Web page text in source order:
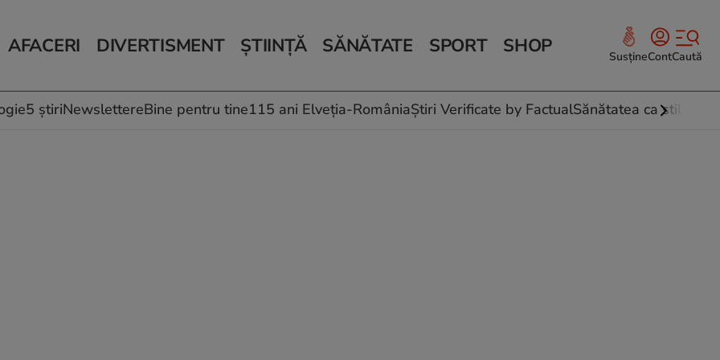
AFACERI
Auto
Locuri de muncă
DIVERTISMENT
Horoscop
Muzică și Filme
ȘTIINȚĂ
Schimbări climatice
SĂNĂTATE
Relații
Rețete culinare
SPORT SHOP SusțineContCaută
5 știriNewslettereBine pentru tine115 ani Elveția-RomâniaȘtiri Verificate by FactualSănătatea ca stil de